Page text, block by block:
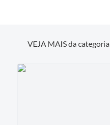
VEJA MAIS da categoria